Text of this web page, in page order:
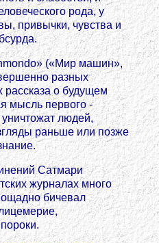
рода, у
привычки, чувства и
(«Мир машин»,
разных
рассказа о будущем
мысль первого -
людей,
раньше или позже
Сатмари
журналах много
бичевал